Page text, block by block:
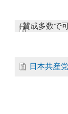
（賛成多数で
日本共産